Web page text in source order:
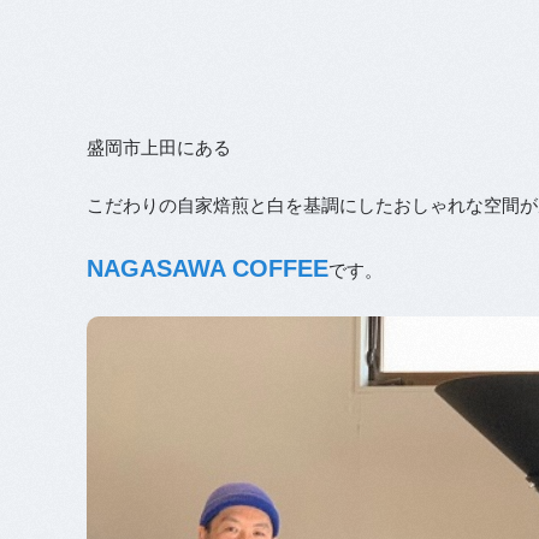
盛岡市上田にある
こだわりの自家焙煎と白を基調にしたおしゃれな空間
NAGASAWA COFFEEです。